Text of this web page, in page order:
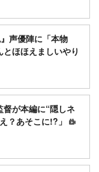
声優陣に「本物
ほほえましいやり
督が本編に“隠しネ
？あそこに!?」